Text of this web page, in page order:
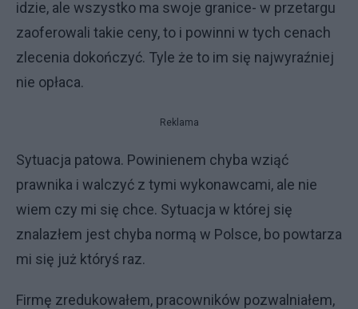
idzie, ale wszystko ma swoje granice- w przetargu
zaoferowali takie ceny, to i powinni w tych cenach
zlecenia dokończyć. Tyle że to im się najwyraźniej
nie opłaca.
Reklama
Sytuacja patowa. Powinienem chyba wziąć
prawnika i walczyć z tymi wykonawcami, ale nie
wiem czy mi się chce. Sytuacja w której się
znalazłem jest chyba normą w Polsce, bo powtarza
mi się już któryś raz.
Firmę zredukowałem, pracowników pozwalniałem,